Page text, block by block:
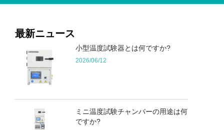
最新ニュース
小型温度試験器とは何ですか?
2026/06/12
ミニ温度試験チャンバーの用途は何
ですか?